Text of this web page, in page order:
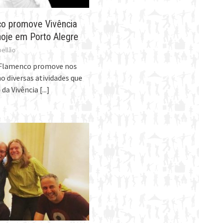
promove Vivência
em Porto Alegre
promove nos
diversas atividades que
Vivência [...]